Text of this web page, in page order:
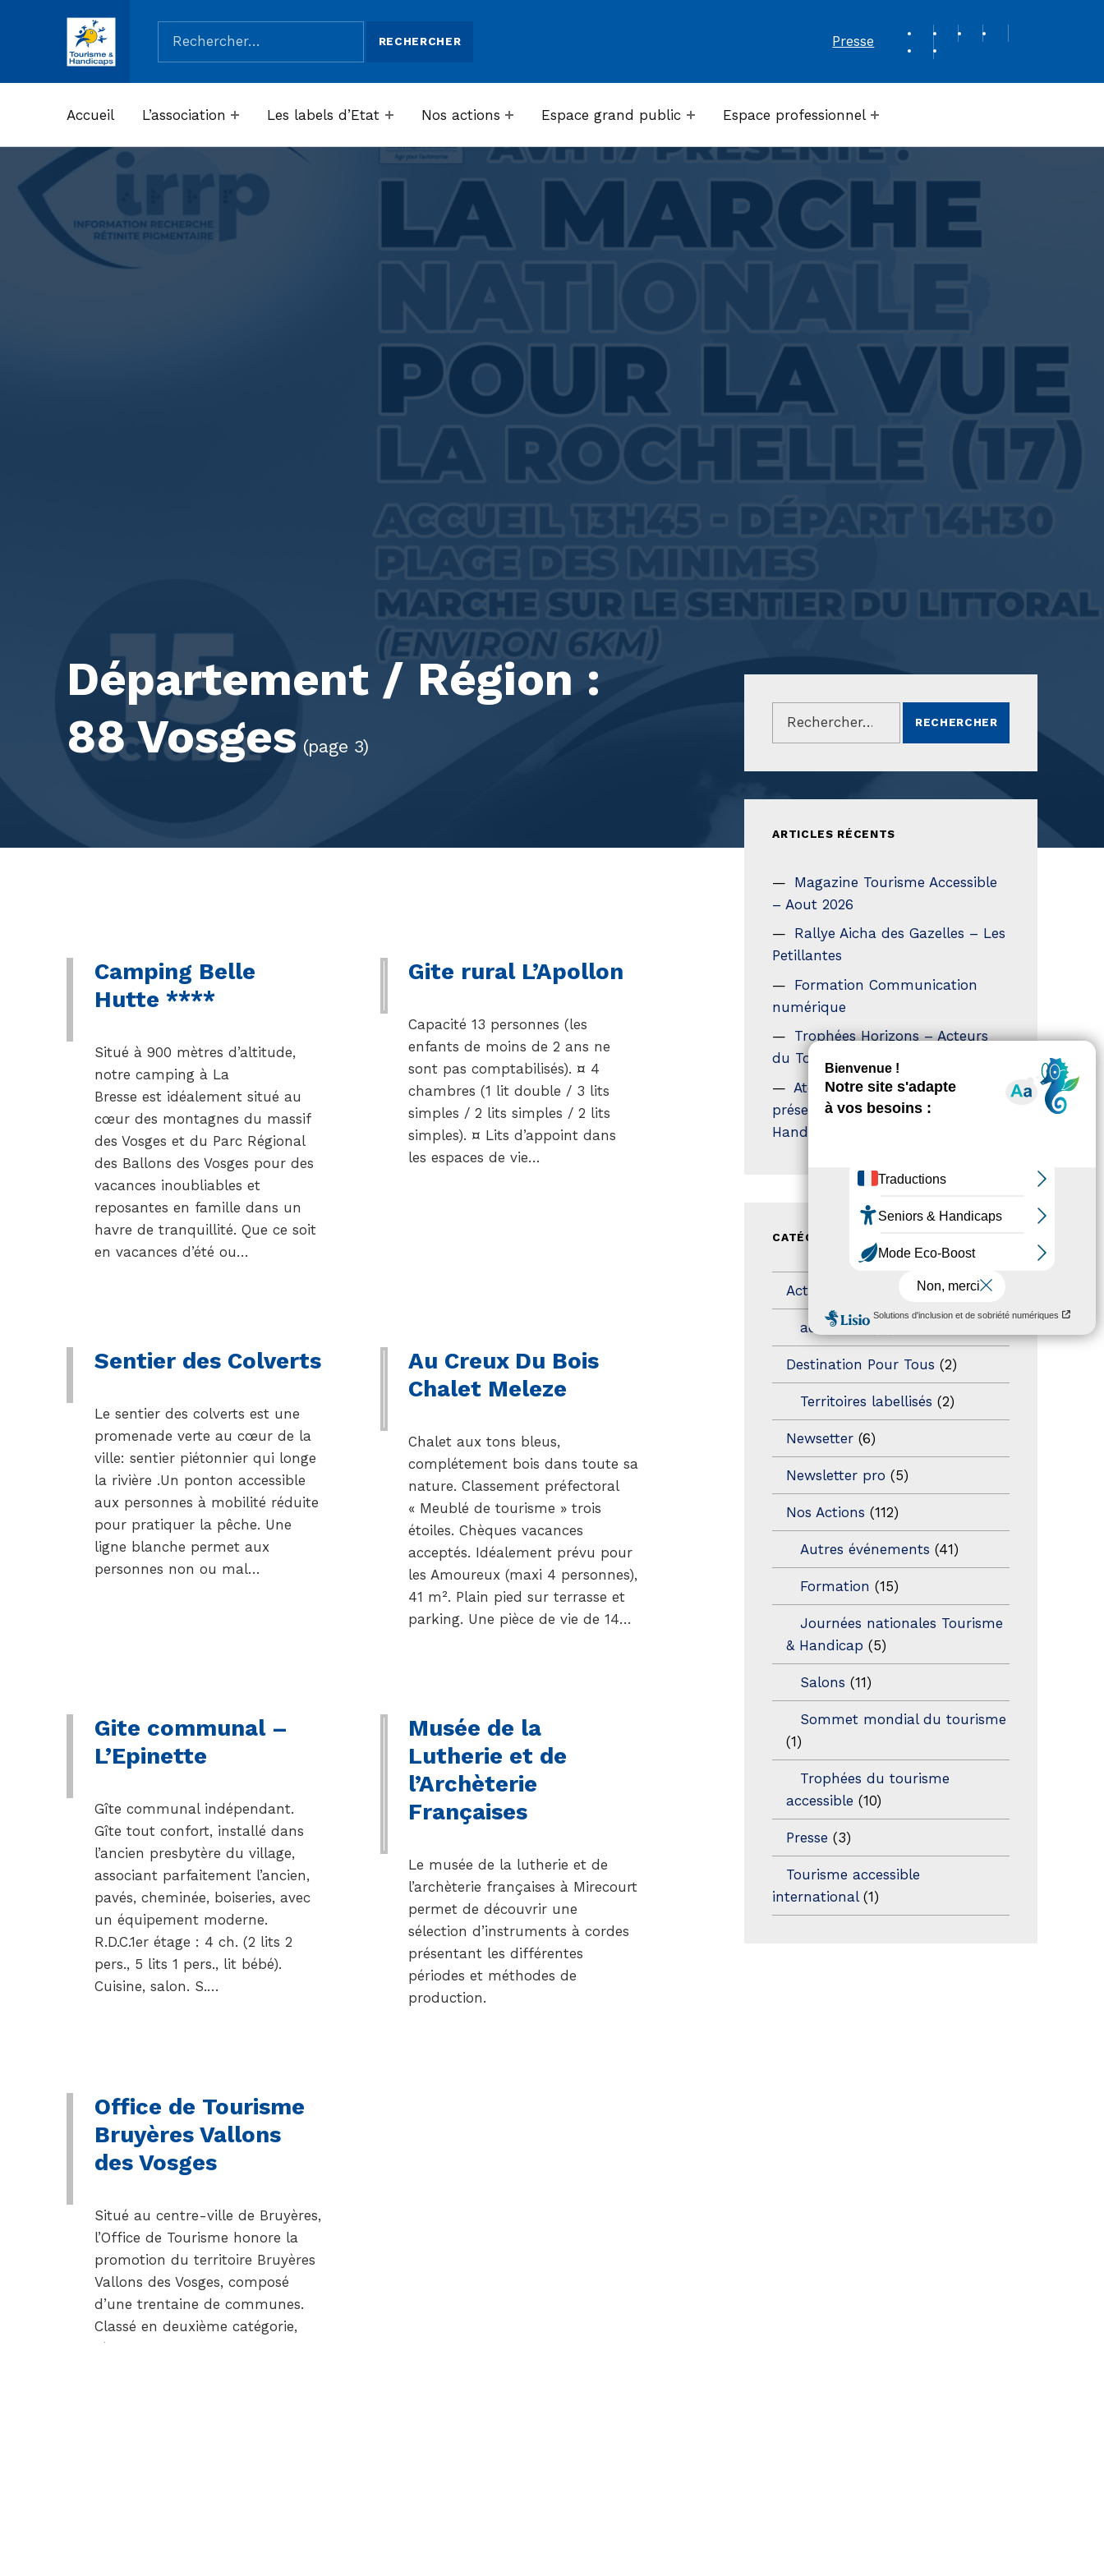
ASSOCIATION TOURISME ET HANDICAPS
Rechercher :
Presse
REVUE DE PRESSE
Accueil L’association Les labels d’Etat Nos actions Espace grand public Espace professionnel
Département / Région :
88 Vosges (page 3)
Camping Belle
Hutte ****
Situé à 900 mètres d’altitude,
notre camping à La
Bresse est idéalement situé au
cœur des montagnes du massif
des Vosges et du Parc Régional
des Ballons des Vosges pour des
vacances inoubliables et
reposantes en famille dans un
havre de tranquillité. Que ce soit
en vacances d’été ou…
Gite rural L’Apollon
Capacité 13 personnes (les
enfants de moins de 2 ans ne
sont pas comptabilisés). ¤ 4
chambres (1 lit double / 3 lits
simples / 2 lits simples / 2 lits
simples). ¤ Lits d’appoint dans
les espaces de vie…
Sentier des Colverts
Le sentier des colverts est une
promenade verte au cœur de la
ville: sentier piétonnier qui longe
la rivière .Un ponton accessible
aux personnes à mobilité réduite
pour pratiquer la pêche. Une
ligne blanche permet aux
personnes non ou mal…
Au Creux Du Bois
Chalet Meleze
Chalet aux tons bleus,
complétement bois dans toute sa
nature. Classement préfectoral
« Meublé de tourisme » trois
étoiles. Chèques vacances
acceptés. Idéalement prévu pour
les Amoureux (maxi 4 personnes),
41 m². Plain pied sur terrasse et
parking. Une pièce de vie de 14…
Gite communal –
L’Epinette
Gîte communal indépendant.
Gîte tout confort, installé dans
l’ancien presbytère du village,
associant parfaitement l’ancien,
pavés, cheminée, boiseries, avec
un équipement moderne.
R.D.C.1er étage : 4 ch. (2 lits 2
pers., 5 lits 1 pers., lit bébé).
Cuisine, salon. S.…
Musée de la
Lutherie et de
l’Archèterie
Françaises
Le musée de la lutherie et de
l’archèterie françaises à Mirecourt
permet de découvrir une
sélection d’instruments à cordes
présentant les différentes
périodes et méthodes de
production.
Office de Tourisme
Bruyères Vallons
des Vosges
Situé au centre-ville de Bruyères,
l’Office de Tourisme honore la
promotion du territoire Bruyères
Vallons des Vosges, composé
d’une trentaine de communes.
Classé en deuxième catégorie,
Rechercher :
ARTICLES RÉCENTS
Magazine Tourisme Accessible
– Aout 2026
Rallye Aicha des Gazelles – Les
Petillantes
Formation Communication
numérique
Trophées Horizons – Acteurs
du Tourisme Durable
Atout France – flyer
présentation label Tourisme &
Handicap
CATÉGORIES
Actualités
actualités(21)
Destination Pour Tous (2)
Territoires labellisés (2)
Newsetter (6)
Newsletter pro (5)
Nos Actions (112)
Autres événements (41)
Formation (15)
Journées nationales Tourisme
& Handicap (5)
Salons (11)
Sommet mondial du tourisme
(1)
Trophées du tourisme
accessible (10)
Presse (3)
Tourisme accessible
international(1)